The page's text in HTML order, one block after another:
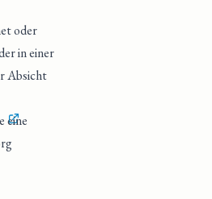
oder
in einer
Absicht
eine